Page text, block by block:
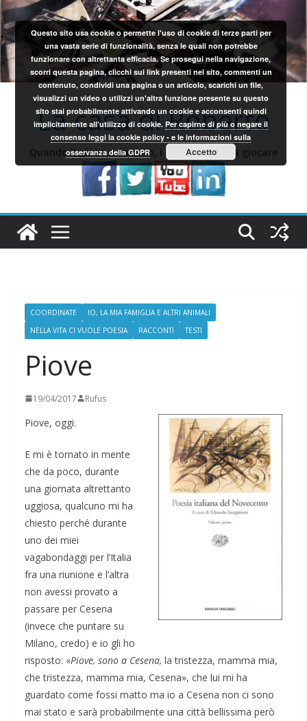
Salta
al
contenuto
La casa di Roberto
Quando il gioco si fa duro, i sardi iniziano a giocare
COORDINATE
IO, LA MIA FAMIGLIA E ALTRI ANIMALI
NELLA VITA CI VUOLE POESIA
RACCONTI TESTI
Piove
19/04/2017 Rufus
Piove, oggi.
E mi è tornato in mente
che da poco, durante
una giornata altrettanto
uggiosa, qualcuno mi ha
chiesto perché durante
uno dei miei
vagabondaggi per l’Italia
fra una riunione e l’altra
non avessi provato a
passare per Cesena
(invece che puntare su
Milano, credo) e io gli ho
risposto: «Piove, sono a Cesena, la tristezza, mamma mia,
che tristezza, mamma mia, Cesena», che lui mi ha
guardato come fossi matto ma io a Cesena non ci sono
mai stato e sarà probabilmente una città bellissima però
Questo sito usa cookie o permette l'uso di cookie di terze parti per
una vasta serie di funzionalità, senza le quali non potrebbe
funzionare con altrettanta efficacia. Se prosegui nella navigazione,
scorri questa pagina, clicchi sui link presenti nel sito, commenti un
contenuto, condividi una pagina o un articolo, scarichi un file,
visualizzi un video o utilizzi un'altra funzione presente su questo
sito stai probabilmente attivando un cookie e acconsenti quindi
implicitamente all'utilizzo di cookie.Per capirne di più o negare il
consenso leggi la cookie policy - e le informazioni sulla
osservanza della GDPR
Accetto